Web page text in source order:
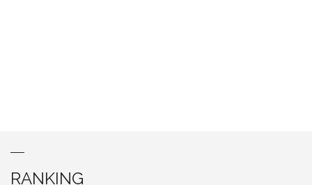
RANKING